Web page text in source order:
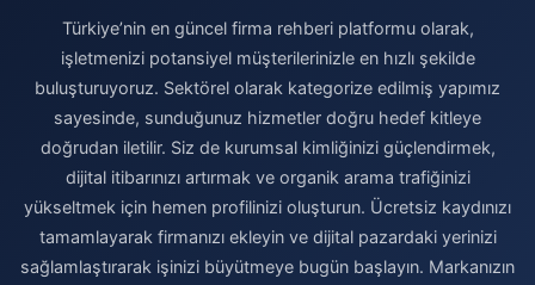
Türkiye’nin en güncel firma rehberi platformu olarak,
işletmenizi potansiyel müşterilerinizle en hızlı şekilde
buluşturuyoruz. Sektörel olarak kategorize edilmiş yapımız
sayesinde, sunduğunuz hizmetler doğru hedef kitleye
doğrudan iletilir. Siz de kurumsal kimliğinizi güçlendirmek,
dijital itibarınızı artırmak ve organik arama trafiğinizi
yükseltmek için hemen profilinizi oluşturun. Ücretsiz kaydınızı
tamamlayarak firmanızı ekleyin ve dijital pazardaki yerinizi
sağlamlaştırarak işinizi büyütmeye bugün başlayın. Markanızın